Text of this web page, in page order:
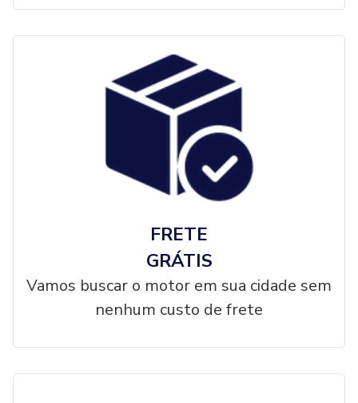
FRETE
GRÁTIS
Vamos buscar o motor em sua cidade sem
nenhum custo de frete